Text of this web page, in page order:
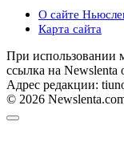
О сайте
Карта сайта
При использовании
ссылка на Newslenta
Адрес редакции:
© 2026